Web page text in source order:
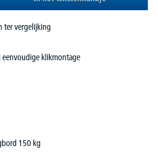
ter vergelijking
eenvoudige klikmontage
150 kg